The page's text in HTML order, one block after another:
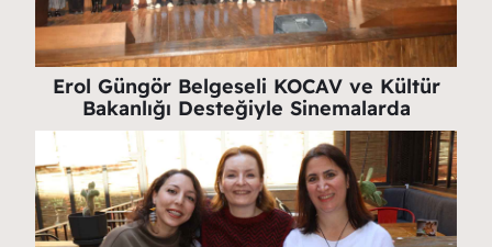
Erol Güngör Belgeseli KOCAV ve Kültür
Bakanlığı Desteğiyle Sinemalarda